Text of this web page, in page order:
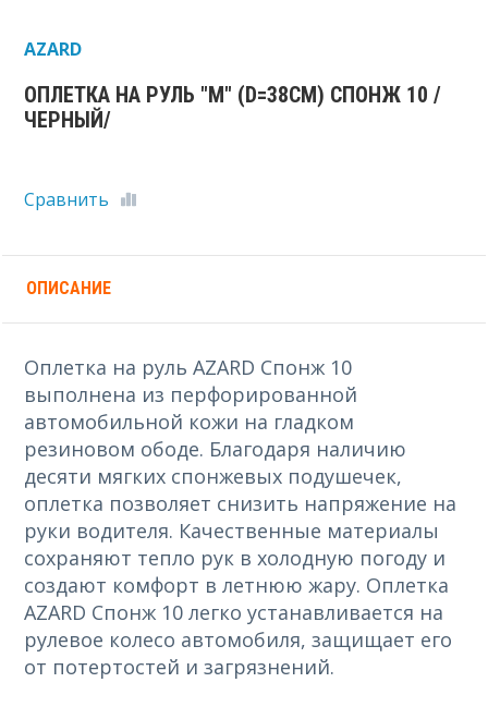
ОПЛЕТКА НА РУЛЬ "M" (D=38СМ) СПОНЖ 10 /
ЧЕРНЫЙ/
AZARD
Сравнить
ОПИСАНИЕ
Оплетка на руль AZARD Спонж 10
выполнена из перфорированной
автомобильной кожи на гладком
резиновом ободе. Благодаря наличию
десяти мягких спонжевых подушечек,
оплетка позволяет снизить напряжение на
руки водителя. Качественные материалы
сохраняют тепло рук в холодную погоду и
создают комфорт в летнюю жару. Оплетка
AZARD Спонж 10 легко устанавливается на
рулевое колесо автомобиля, защищает его
от потертостей и загрязнений.